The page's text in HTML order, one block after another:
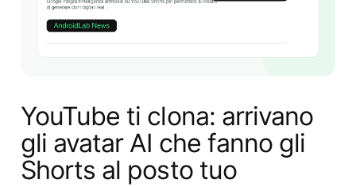
YouTube ti clona: arrivano
gli avatar AI che fanno gli
Shorts al posto tuo